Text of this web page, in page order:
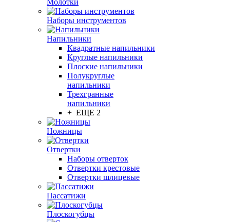
Молотки
Наборы инструментов
Напильники
Квадратные напильники
Круглые напильники
Плоские напильники
Полукруглые
напильники
Трехгранные
напильники
+ ЕЩЕ 2
Ножницы
Отвертки
Наборы отверток
Отвертки крестовые
Отвертки шлицевые
Пассатижи
Плоскогубцы